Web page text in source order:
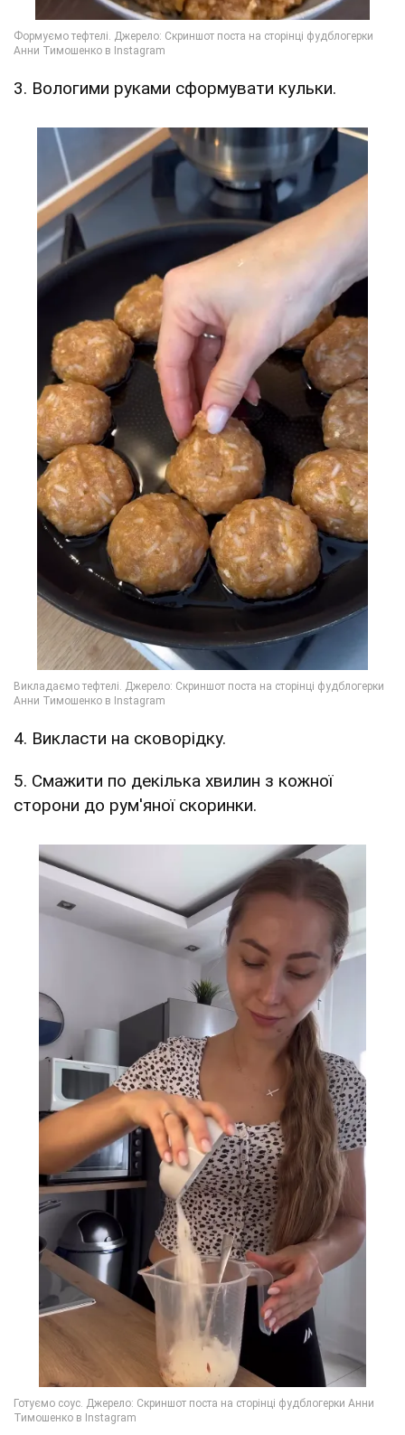
3. Вологими руками сформувати кульки.
4. Викласти на сковорідку.
5. Смажити по декілька хвилин з кожної
сторони до рум'яної скоринки.